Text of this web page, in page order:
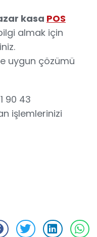
kasa POS
almak için
uygun çözümü
90 43
işlemlerinizi